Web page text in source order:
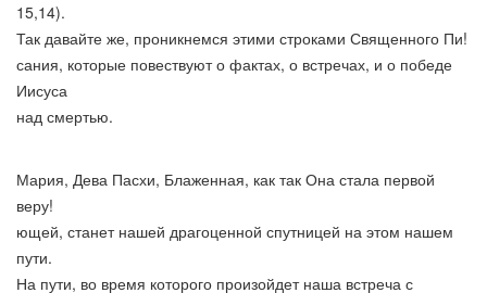
15,14).
Так давайте же, проникнемся этими строками Священного Пи!
сания, которые повествуют о фактах, о встречах, и о победе
Иисуса
над смертью.
Мария, Дева Пасхи, Блаженная, как так Она стала первой
веру!
ющей, станет нашей драгоценной спутницей на этом нашем
пути.
На пути, во время которого произойдет наша встреча с